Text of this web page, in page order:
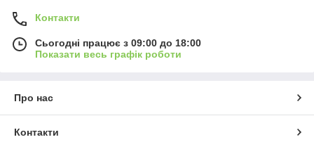
Контакти
Сьогодні працює з 09:00 до 18:00
Показати весь графік роботи
Про нас
Контакти